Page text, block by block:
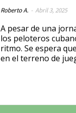
Roberto A. - Abril 3, 2025
A pesar de una
los peloteros
ritmo. Se espera
en el terreno de